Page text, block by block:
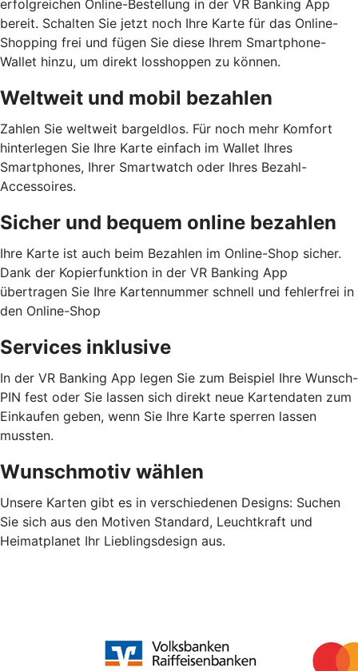
erfolgreichen Online-Bestellung in der VR Banking App
bereit. Schalten Sie jetzt noch Ihre Karte für das Online-
Shopping frei und fügen Sie diese Ihrem Smartphone-
Wallet hinzu, um direkt losshoppen zu können.
Weltweit und mobil bezahlen
Zahlen Sie weltweit bargeldlos. Für noch mehr Komfort
hinterlegen Sie Ihre Karte einfach im Wallet Ihres
Smartphones, Ihrer Smartwatch oder Ihres Bezahl-
Accessoires.
Sicher und bequem online bezahlen
Ihre Karte ist auch beim Bezahlen im Online-Shop sicher.
Dank der Kopierfunktion in der VR Banking App
übertragen Sie Ihre Kartennummer schnell und fehlerfrei in
den Online-Shop
Services inklusive
In der VR Banking App legen Sie zum Beispiel Ihre Wunsch-
PIN fest oder Sie lassen sich direkt neue Kartendaten zum
Einkaufen geben, wenn Sie Ihre Karte sperren lassen
mussten.
Wunschmotiv wählen
Unsere Karten gibt es in verschiedenen Designs: Suchen
Sie sich aus den Motiven Standard, Leuchtkraft und
Heimatplanet Ihr Lieblingsdesign aus.